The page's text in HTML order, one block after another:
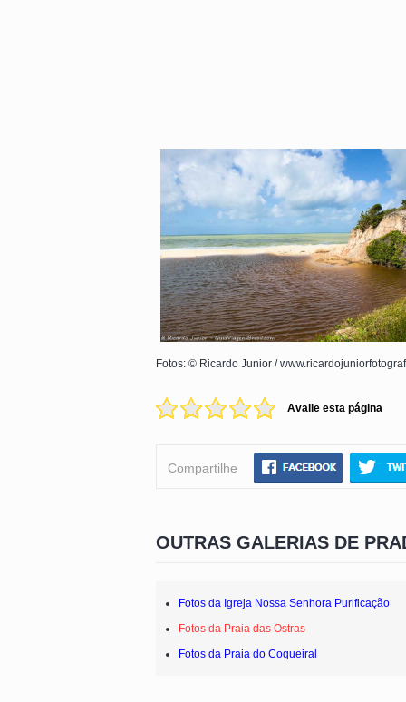
Fotos: © Ricardo Junior /
Avalie esta página
Compartilhe
OUTRAS GALERIAS DE
Fotos da Igreja Nossa Senhora Purificação
Fotos da Praia das Ostras
Fotos da Praia do Coqueiral